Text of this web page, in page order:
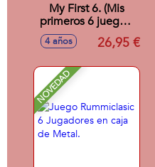
My First 6. (Mis
primeros 6 juegos)
Tangram,Mikado,Parchís,
Oca, Dominó y
4 años 26,95 €
NOVEDAD